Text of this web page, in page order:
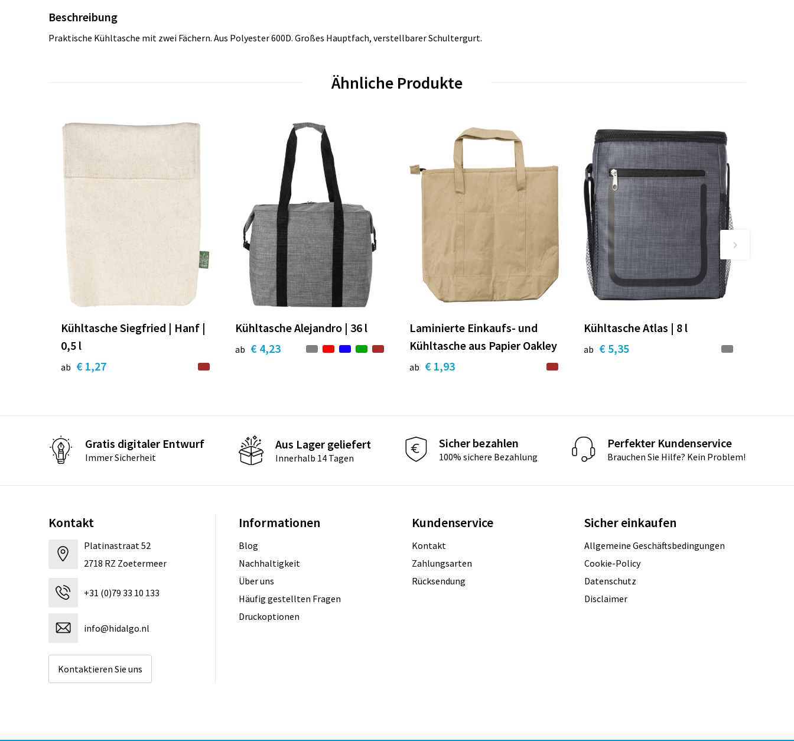
Beschreibung
Praktische Kühltasche mit zwei Fächern. Aus Polyester 600D. Großes Hauptfach, verstellbarer Schultergurt.
Ähnliche Produkte
Kühltasche Siegfried | Hanf |
0,5 l
ab € 1,27
Kühltasche Alejandro | 36 l
ab € 4,23
Laminierte Einkaufs- und
Kühltasche aus Papier Oakley
ab € 1,93
Kühltasche Atlas | 8 l
ab € 5,35
Gratis digitaler Entwurf
Immer Sicherheit
Aus Lager geliefert
Innerhalb 14 Tagen
Sicher bezahlen
100% sichere Bezahlung
Perfekter Kundenservice
Brauchen Sie Hilfe? Kein Problem!
Kontakt
Platinastraat 52
2718 RZ Zoetermeer
+31 (0)79 33 10 133
info@hidalgo.nl
Kontaktieren Sie uns
Informationen
Blog
Nachhaltigkeit
Über uns
Häufig gestellten Fragen
Druckoptionen
Kundenservice
Kontakt
Zahlungsarten
Rücksendung
Sicher einkaufen
Allgemeine Geschäftsbedingungen
Cookie-Policy
Datenschutz
Disclaimer